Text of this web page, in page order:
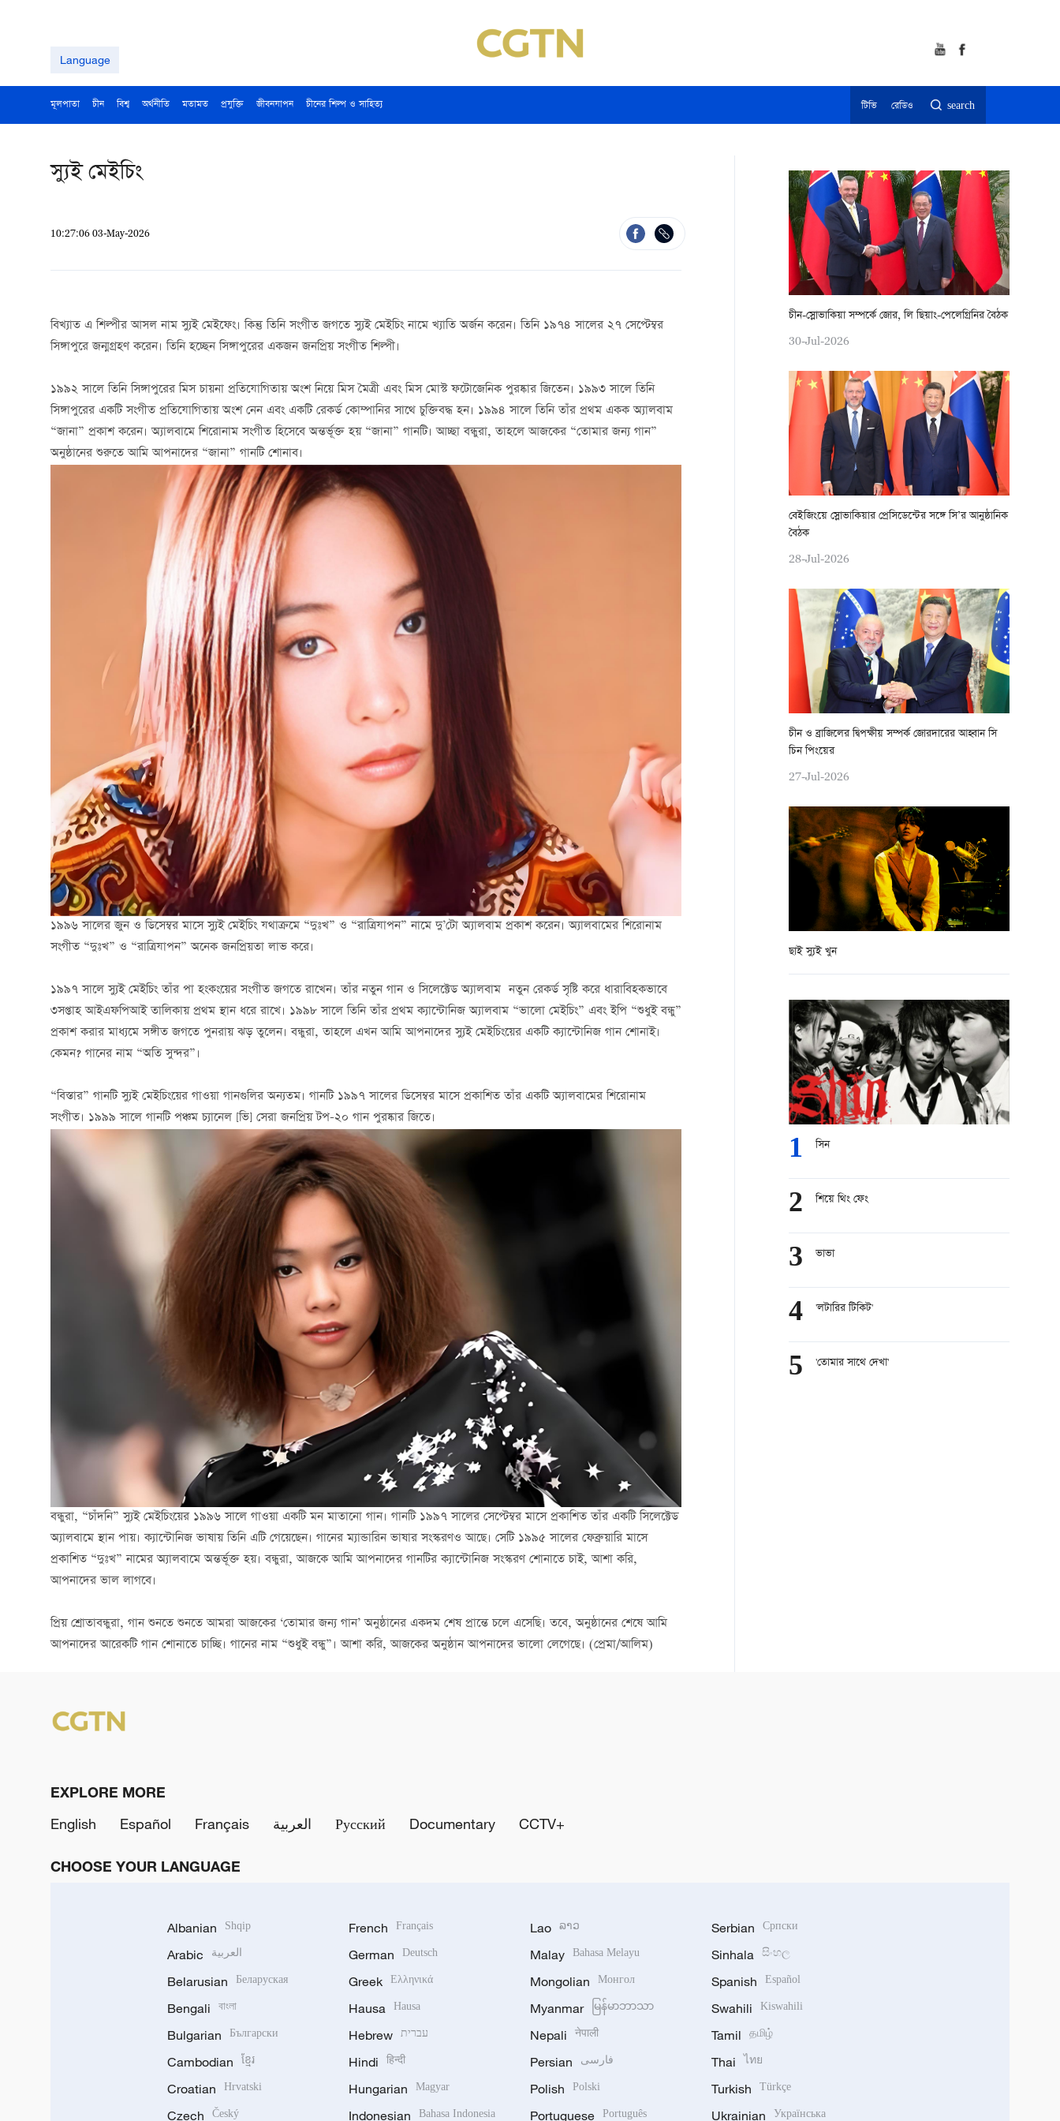
Language
মূলপাতা চীন বিশ্ব অর্থনীতি মতামত প্রযুক্তি জীবনযাপন চীনের শিল্প ও সাহিত্য টিভি রেডিও search
স্যুই মেইচিং
10:27:06 03-May-2026
বিখ্যাত এ শিল্পীর আসল নাম স্যুই মেইফেং। কিন্তু তিনি সংগীত জগতে স্যুই মেইচিং নামে খ্যাতি অর্জন করেন। তিনি ১৯৭৪ সালের ২৭ সেপ্টেম্বর
সিঙ্গাপুরে জন্মগ্রহণ করেন। তিনি হচ্ছেন সিঙ্গাপুরের একজন জনপ্রিয় সংগীত শিল্পী।
১৯৯২ সালে তিনি সিঙ্গাপুরের মিস চায়না প্রতিযোগিতায় অংশ নিয়ে মিস মৈত্রী এবং মিস মোস্ট ফটোজেনিক পুরষ্কার জিতেন। ১৯৯৩ সালে তিনি
সিঙ্গাপুরের একটি সংগীত প্রতিযোগিতায় অংশ নেন এবং একটি রেকর্ড কোম্পানির সাথে চুক্তিবদ্ধ হন। ১৯৯৪ সালে তিনি তাঁর প্রথম একক অ্যালবাম
“জানা” প্রকাশ করেন। অ্যালবামে শিরোনাম সংগীত হিসেবে অন্তর্ভূক্ত হয় “জানা” গানটি। আচ্ছা বন্ধুরা, তাহলে আজকের “তোমার জন্য গান”
অনুষ্ঠানের শুরুতে আমি আপনাদের “জানা” গানটি শোনাব।
১৯৯৬ সালের জুন ও ডিসেম্বর মাসে স্যুই মেইচিং যথাক্রমে “দুঃখ” ও “রাত্রিযাপন” নামে দু’টো অ্যালবাম প্রকাশ করেন। অ্যালবামের শিরোনাম
সংগীত “দুঃখ” ও “রাত্রিযাপন” অনেক জনপ্রিয়তা লাভ করে।
১৯৯৭ সালে স্যুই মেইচিং তাঁর পা হংকংয়ের সংগীত জগতে রাখেন। তাঁর নতুন গান ও সিলেক্টেড অ্যালবাম নতুন রেকর্ড সৃষ্টি করে ধারাবিহকভাবে
৩সপ্তাহ আইএফপিআই তালিকায় প্রথম স্থান ধরে রাখে। ১৯৯৮ সালে তিনি তাঁর প্রথম ক্যান্টোনিজ অ্যালবাম “ভালো মেইচিং” এবং ইপি “শুধুই বন্ধু”
প্রকাশ করার মাধ্যমে সঙ্গীত জগতে পুনরায় ঝড় তুলেন। বন্ধুরা, তাহলে এখন আমি আপনাদের স্যুই মেইচিংয়ের একটি ক্যান্টোনিজ গান শোনাই।
কেমন? গানের নাম “অতি সুন্দর”।
“বিস্তার” গানটি স্যুই মেইচিংয়ের গাওয়া গানগুলির অন্যতম। গানটি ১৯৯৭ সালের ডিসেম্বর মাসে প্রকাশিত তাঁর একটি অ্যালবামের শিরোনাম
সংগীত। ১৯৯৯ সালে গানটি পঞ্চম চ্যানেল [ভি] সেরা জনপ্রিয় টপ-২০ গান পুরষ্কার জিতে।
বন্ধুরা, “চাঁদনি” স্যুই মেইচিংয়ের ১৯৯৬ সালে গাওয়া একটি মন মাতানো গান। গানটি ১৯৯৭ সালের সেপ্টেম্বর মাসে প্রকাশিত তাঁর একটি সিলেক্টেড
অ্যালবামে স্থান পায়। ক্যান্টোনিজ ভাষায় তিনি এটি গেয়েছেন। গানের ম্যান্ডারিন ভাষার সংস্করণও আছে। সেটি ১৯৯৫ সালের ফেব্রুয়ারি মাসে
প্রকাশিত “দুঃখ” নামের অ্যালবামে অন্তর্ভূক্ত হয়। বন্ধুরা, আজকে আমি আপনাদের গানটির ক্যান্টোনিজ সংস্করণ শোনাতে চাই, আশা করি,
আপনাদের ভাল লাগবে।
প্রিয় শ্রোতাবন্ধুরা, গান শুনতে শুনতে আমরা আজকের ‘তোমার জন্য গান’ অনুষ্ঠানের একদম শেষ প্রান্তে চলে এসেছি। তবে, অনুষ্ঠানের শেষে আমি
আপনাদের আরেকটি গান শোনাতে চাচ্ছি। গানের নাম “শুধুই বন্ধু”। আশা করি, আজকের অনুষ্ঠান আপনাদের ভালো লেগেছে। (প্রেমা/আলিম)
চীন-স্লোভাকিয়া সম্পর্কে জোর, লি ছিয়াং-পেলেগ্রিনির বৈঠক
30-Jul-2026
বেইজিংয়ে স্লোভাকিয়ার প্রেসিডেন্টের সঙ্গে সি’র আনুষ্ঠানিক
বৈঠক
28-Jul-2026
চীন ও ব্রাজিলের দ্বিপক্ষীয় সম্পর্ক জোরদারের আহ্বান সি
চিন পিংয়ের
27-Jul-2026
ছাই স্যুই খুন
1 সিন
2 শিয়ে থিং ফেং
3 ভাভা
4 'লটারির টিকিট'
5 'তোমার সাথে দেখা'
EXPLORE MORE
English
Español Français العربية Русский Documentary CCTV+
CHOOSE YOUR LANGUAGE
Albanian Shqip
Arabic العربية
Belarusian Беларуская
Bengali বাংলা
Bulgarian Български
Cambodian ខ្មែរ
Croatian Hrvatski
Czech Český
French Français
German Deutsch
Greek Ελληνικά
Hausa Hausa
Hebrew עברית
Hindi हिन्दी
Hungarian Magyar
Indonesian Bahasa Indonesia
Lao ລາວ
Malay Bahasa Melayu
Mongolian Монгол
Myanmar မြန်မာဘာသာ
Nepali नेपाली
Persian فارسی
Polish Polski
Portuguese Português
Serbian Српски
Sinhala සිංහල
Spanish Español
Swahili Kiswahili
Tamil தமிழ்
Thai ไทย
Turkish Türkçe
Ukrainian Українська